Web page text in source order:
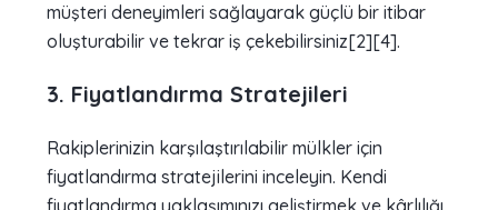
müşteri deneyimleri sağlayarak güçlü bir itibar
oluşturabilir ve tekrar iş çekebilirsiniz[2][4].
3. Fiyatlandırma Stratejileri
Rakiplerinizin karşılaştırılabilir mülkler için
fiyatlandırma stratejilerini inceleyin. Kendi
fiyatlandırma yaklaşımınızı geliştirmek ve kârlılığı